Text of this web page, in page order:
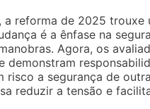
a reforma de 2025 trouxe
é a ênfase na
Agora, os
demonstram
risco a segurança de
reduzir a tensão e